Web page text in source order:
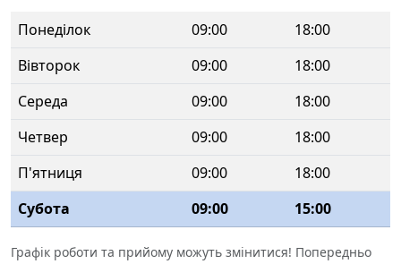
Понеділок 09:00
18:00
Вівторок
09:00
18:00
Середа
09:00
18:00
Четвер
09:00
18:00
П'ятниця
09:00
18:00
Субота
09:00 15:00
Графік роботи та прийому можуть змінитися! Попередньо